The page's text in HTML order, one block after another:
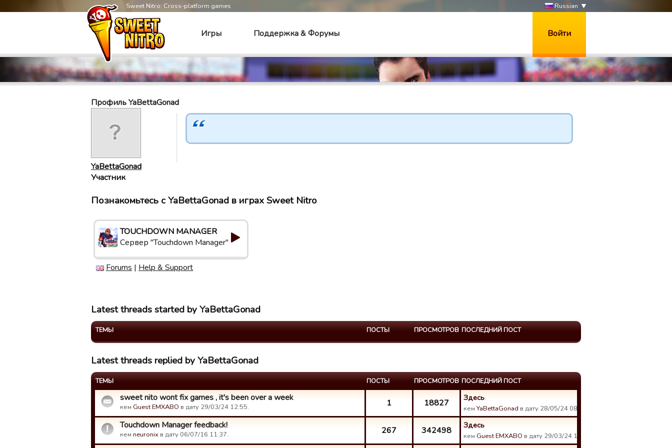
Sweet Nitro: Cross-platform games Russian
Игры Поддержка & Форумы Войти
Профиль YaBettaGonad
YaBettaGonad
Участник
Познакомьтесь с YaBettaGonad в играх Sweet Nitro
TOUCHDOWN MANAGER
Сервер "Touchdown Manager"
Forums | Help & Support
Latest threads started by YaBettaGonad
ТЕМЫ ПОСТЫ ПРОСМОТРОВ ПОСЛЕДНИЙ ПОСТ
Latest threads replied by YaBettaGonad
ТЕМЫ ПОСТЫ ПРОСМОТРОВ ПОСЛЕДНИЙ ПОСТ
sweet nito wont fix games , it's been over a week
кем Guest EMXABO в дату 29/03/24 12:55. 1 18827 Здесь
кем YaBettaGonad в дату 28/05/24 08:30.
Touchdown Manager feedback!
кем neuronix в дату 06/07/16 11:37. 267 342498 Здесь
кем Guest EMXABO в дату 29/03/24 12:49.